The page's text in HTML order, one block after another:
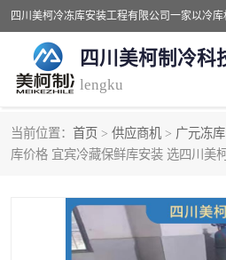
四川美柯制冷科
lengku
当前位置： 首页 > 供应商机 > 广元冻
库价格 宜宾冷藏保鲜库安装 选四川美柯
冷库安装，冷库价格
成都冻库，成都冻库价格
德阳冻库安装，德阳冷库